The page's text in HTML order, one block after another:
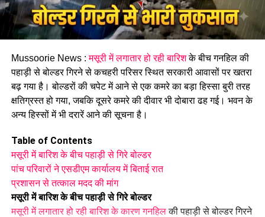
जल जीवन मिशन में केंद्र की गाइडलाइंस लागू होंगी।
कुष्ठ रोग से पीड़ित व्यक्ति भी सहकारी समिति का सदस्य बन सकेगा।
मेरठ से हरिद्वार तक गंगा एक्सप्रेसवे विस्तार के लिए यूपी से समझौता होगा।
वन विकास निगम की सेवा नियमावली में संशोधन
औद्योगिक नियमावली को मंजूरी, श्रमिक शिकायतों के त्वरित समाधान पर
जोर।
छंटनी किए गए कर्मचारियों को दोबारा अवसर देने का प्रावधान।
वन विकास निगम की सेवा नियमावली में संशोधन, स्केलर पद के लिए 100
अंकों की परीक्षा होगी।
ईको टूरिज्म को बढ़ावा देने के लिए जड़ी-बूटियों से जुड़ी उच्चाधिकार प्राप्त
समिति में संशोधन किया जा सकेगा।
Mussoorie News :मसूरी में लगातार हो रही बारिशके बीच गनहिल की
पहाड़ी से बोल्डर गिरने से कचहरी परिसर स्थित सरकारी आवासों पर खतरा
बढ़ गया है। बोल्डरों की चपेट में आने से एक कमरे का बड़ा हिस्सा बुरी तरह
क्षतिग्रस्त हो गया, जबकि दूसरे कमरे की दीवार भी दोबारा ढह गई। भवन के
अन्य हिस्सों में भी दरारें आने की सूचना है।
Table of Contents
मसूरी में बारिश के बीच पहाड़ी से गिरे बोल्डर
पांच परिवारों ने एसडीएम कार्यालय में बिताई रात
प्रशासन से तत्काल मदद की मांग
मसूरी में बारिश के बीच पहाड़ी से गिरे बोल्डर
मसूरी में लगातार हो रही बारिश के कारण गनहिलकी पहाड़ी से बोल्डर गिरने